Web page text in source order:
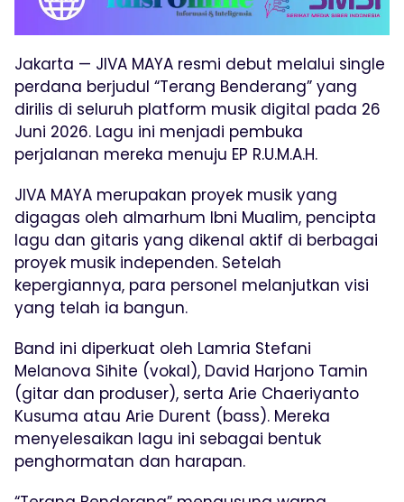
Jakarta — JIVA MAYA resmi debut melalui single
perdana berjudul “Terang Benderang” yang
dirilis di seluruh platform musik digital pada 26
Juni 2026. Lagu ini menjadi pembuka
perjalanan mereka menuju EP R.U.M.A.H.
JIVA MAYA merupakan proyek musik yang
digagas oleh almarhum Ibni Mualim, pencipta
lagu dan gitaris yang dikenal aktif di berbagai
proyek musik independen. Setelah
kepergiannya, para personel melanjutkan visi
yang telah ia bangun.
Band ini diperkuat oleh Lamria Stefani
Melanova Sihite (vokal), David Harjono Tamin
(gitar dan produser), serta Arie Chaeriyanto
Kusuma atau Arie Durent (bass). Mereka
menyelesaikan lagu ini sebagai bentuk
penghormatan dan harapan.